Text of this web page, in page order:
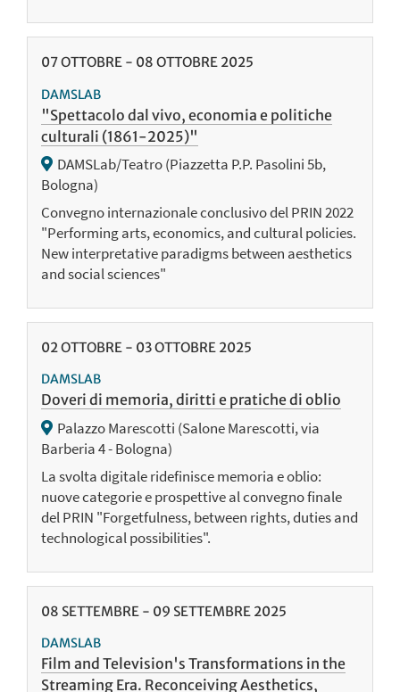
07OTTOBRE - 08 OTTOBRE 2025
DAMSLAB
"Spettacolo dal vivo, economia e politiche
culturali (1861-2025)"
DAMSLab/Teatro (Piazzetta P.P. Pasolini 5b,
Bologna)
Convegno internazionale conclusivo del PRIN 2022
"Performing arts, economics, and cultural policies.
New interpretative paradigms between aesthetics
and social sciences"
02OTTOBRE - 03OTTOBRE 2025
DAMSLAB
Doveri di memoria, diritti e pratiche di oblio
Palazzo Marescotti (Salone Marescotti, via
Barberia 4 - Bologna)
La svolta digitale ridefinisce memoria e oblio:
nuove categorie e prospettive al convegno finale
del PRIN "Forgetfulness, between rights, duties and
technological possibilities".
08 SETTEMBRE - 09 SETTEMBRE 2025
DAMSLAB
Film and Television's Transformations in the
Streaming Era. Reconceiving Aesthetics,